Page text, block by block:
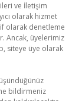
ve İletişim
olarak hizmet
olarak denetleme
Ancak, üyelerimiz
siteye üye olarak
bildirmeniz